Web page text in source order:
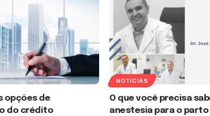
opções de
do crédito
NOTICIAS
O que você precisa
anestesia para o parto